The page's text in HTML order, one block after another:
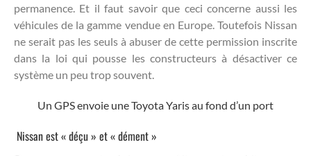
permanence. Et il faut savoir que ceci concerne aussi les
véhicules de la gamme vendue en Europe. Toutefois Nissan
ne serait pas les seuls à abuser de cette permission inscrite
dans la loi qui pousse les constructeurs à désactiver ce
système un peu trop souvent.
Un GPS envoie une Toyota Yaris au fond d’un port
Nissan est « déçu » et « dément »